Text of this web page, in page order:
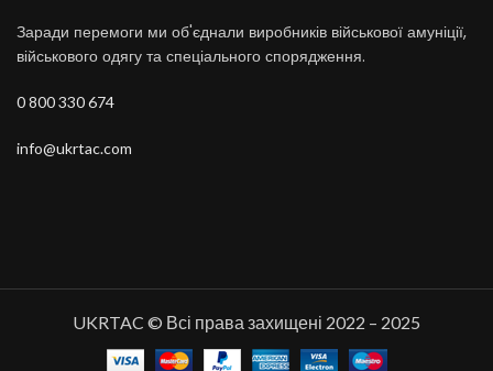
Заради перемоги ми об'єднали виробників військової амуніції,
військового одягу та спеціального спорядження.
0 800 330 674
info@ukrtac.com
UKRTAC © Всі права захищені 2022 – 2025